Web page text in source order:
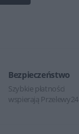
Bezpieczeństwo
Szybkie płatności
wspierają Przelewy24